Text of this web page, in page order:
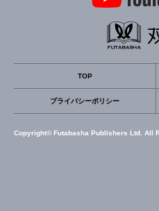
TOP
プライバシーポリシー
Copyright© Futabasha Publishers Ltd. All